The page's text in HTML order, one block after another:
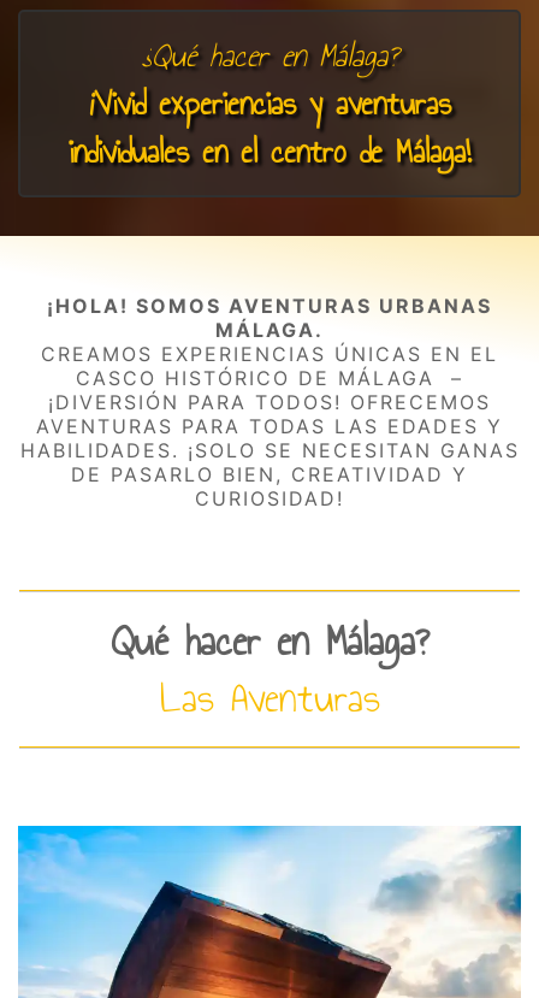
¿Qué hacer en Málaga?
¡Vivid experiencias y aventuras
individuales en el centro de Málaga!
¡HOLA! SOMOS AVENTURAS URBANAS
MÁLAGA.
CREAMOS EXPERIENCIAS ÚNICAS EN EL
CASCO HISTÓRICO DE MÁLAGA –
¡DIVERSIÓN PARA TODOS! OFRECEMOS
AVENTURAS PARA TODAS LAS EDADES Y
HABILIDADES. ¡SOLO SE NECESITAN GANAS
DE PASARLO BIEN, CREATIVIDAD Y
CURIOSIDAD!
Qué hacer en Málaga?
Las Aventuras